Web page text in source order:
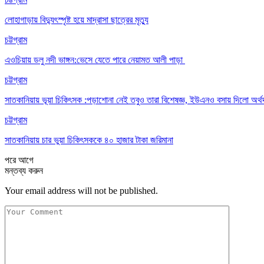
লোহাগাড়ায় বিদ্যুৎস্পৃষ্ট হয়ে মাদ্রাসা ছাত্রের মৃত্যু
চট্টগ্রাম
এওচিয়ায় ডলু নদী ভাঙ্গন:ভেসে যেতে পারে নেয়ামত আলী পাড়া
চট্টগ্রাম
সাতকানিয়ায় ভূয়া চিকিৎসক :পড়াশোনা নেই তবুও তারা বিশেষজ্ঞ, ইউএনও বসায় দিলো
চট্টগ্রাম
সাতকানিয়ায় চার ভুয়া চিকিৎসককে ৪০ হাজার টাকা জরিমানা
পরেআগে
মন্তব্য করুন
Your email address will not be published.